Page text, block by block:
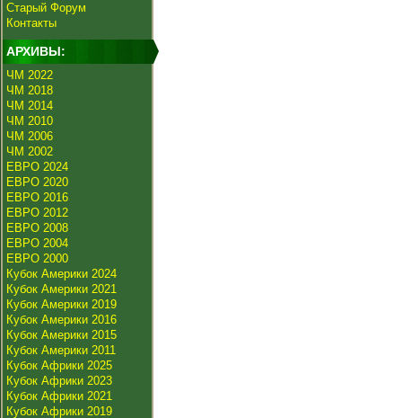
Старый Форум
Контакты
АРХИВЫ:
ЧМ 2022
ЧМ 2018
ЧМ 2014
ЧМ 2010
ЧМ 2006
ЧМ 2002
ЕВРО 2024
ЕВРО 2020
ЕВРО 2016
ЕВРО 2012
ЕВРО 2008
ЕВРО 2004
ЕВРО 2000
Кубок Америки 2024
Кубок Америки 2021
Кубок Америки 2019
Кубок Америки 2016
Кубок Америки 2015
Кубок Америки 2011
Кубок Африки 2025
Кубок Африки 2023
Кубок Африки 2021
Кубок Африки 2019